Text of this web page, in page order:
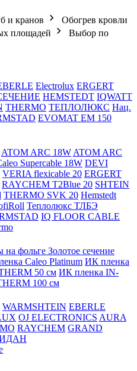
и кранов
Обогрев кровли
площадей
Выбор по
Electrolux ERGERT
HEMSTEDT IQWATT
THERMO ТЕПЛОЛЮКС Нац.
EVOMAT EM 150
ATOM ARC 18W ATOM ARC
Supercable 18W DEVI
VERIA flexicable 20 ERGERT
RAYCHEM T2Blue 20 SHTEIN
THERMO SVK 20 Hemstedt
Теплолюкс ТЛБЭ
IQ FLOOR CABLE
на фольге Золотое сечение
Caleo Platinum ИК пленка
50 см ИК пленка IN-
100 см
WARMSHTEIN EBERLE
OJ ELECTRONICS AURA
RAYCHEM GRAND